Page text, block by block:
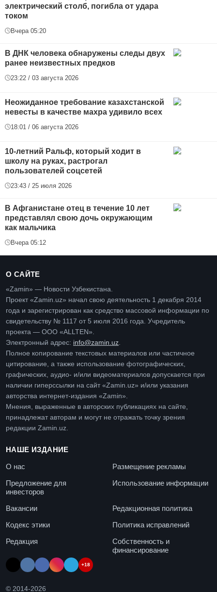
электрический столб, погибла от удара
током
Вчера 05:20
В ДНК человека обнаружены следы двух
ранее неизвестных предков
23:22 / 03 августа 2026
Неожиданное требование казахстанской
невесты в качестве махра удивило всех
18:01 / 06 августа 2026
10-летний Ральф, который ходит в
школу на руках, растрогал
пользователей соцсетей
23:43 / 25 июля 2026
В Афганистане отец в течение 10 лет
представлял свою дочь окружающим
как мальчика
Вчера 05:12
О САЙТЕ
«Zamin» — Новости Узбекистана.
Проект «Zamin.uz» начал свою деятельность 1 декабря 2014
года и зарегистрирован как средство массовой информации по
свидетельству № 1117 от 5 июля 2016 года. Учредитель
проекта — ООО «ALLTEN».
Электронный адрес: info@zamin.uz
Полное копирование текстовых материалов или частичное
цитирование, а также использование фотографических,
графических, аудио- и/или видеоматериалов допускается при
наличии гиперссылки на сайт «Zamin.uz» и/или указания
авторства интернет-издания «Zamin».
Мнения, выраженные в авторских публикациях на сайте,
принадлежат авторам и могут не отражать точку зрения
редакции Zamin.uz.
НАШЕ ИЗДАНИЕ
О нас
Размещение рекламы
Предложение для
инвесторов
Использование информации
Вакансии
Редакционная политика
Кодекс этики
Политика исправлений
Редакция
Собственность и
финансирование
+18
© 2014-2026